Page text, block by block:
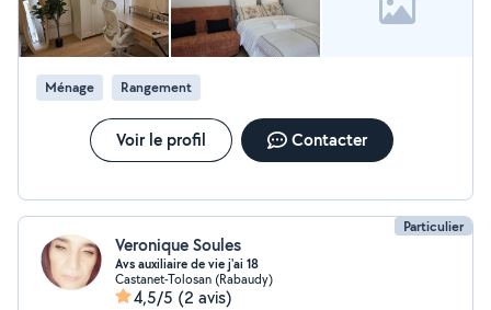
Ménage Rangement
Voir le profil Contacter
Particulier
Veronique Soules
Avs auxiliaire de vie j'ai 18
Castanet-Tolosan (Rabaudy)
4,5/5 (2 avis)